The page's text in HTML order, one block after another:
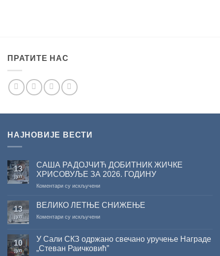
ПРАТИТЕ НАС
НАЈНОВИЈЕ ВЕСТИ
13
јул
САША РАДОЈЧИЋ ДОБИТНИК ЖИЧКЕ
ХРИСОВУЉЕ ЗА 2026. ГОДИНУ
Коментари су искљученина
РАДОЈЧИЋ
ЖИЧКЕ
ГОДИНУ
13
јул
ВЕЛИКО ЛЕТЊЕ СНИЖЕЊЕ
Коментари су искљученина
СНИЖЕЊЕ
10
јул
У Сали СКЗ одржано свечано уручење Награде
„Стеван Раичковић”